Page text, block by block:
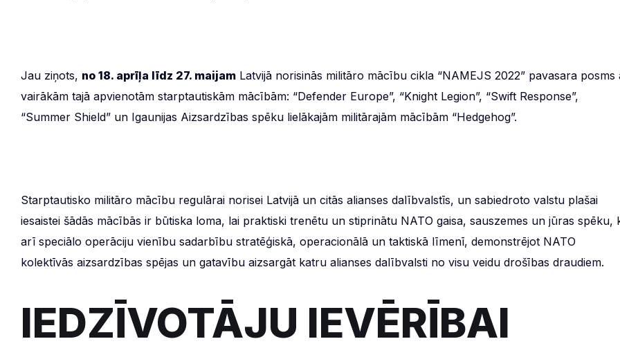
Jau ziņots, no 18. aprīļa līdz 27. maijam Latvijā norisinās militāro mācību cikla “NAMEJS 2022” pavasara posms
vairākām tajā apvienotām starptautiskām mācībām: “Defender Europe”, “Knight Legion”, “Swift Response”,
“Summer Shield” un Igaunijas Aizsardzības spēku lielākajām militārajām mācībām “Hedgehog”.
Starptautisko militāro mācību regulārai norisei Latvijā un citās alianses dalībvalstīs, un sabiedroto valstu plašai
iesaistei šādās mācībās ir būtiska loma, lai praktiski trenētu un stiprinātu NATO gaisa, sauszemes un jūras spēku,
arī speciālo operāciju vienību sadarbību stratēģiskā, operacionālā un taktiskā līmenī, demonstrējot NATO
kolektīvās aizsardzības spējas un gatavību aizsargāt katru alianses dalībvalsti no visu veidu drošības draudiem.
IEDZĪVOTĀJU IEVĒRĪBAI